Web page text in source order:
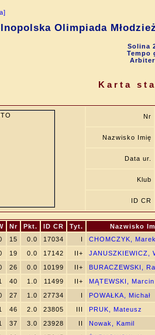
Olimpiada
Solina
Tempo
Karta
Nr
Nazwisko Imię
Data ur.
Klub
ID CR
Nr Pkt. ID CR Tyt.
Nazwisko
15 0.0 17034 I
CHOMCZYK,
19 0.0 17142 II+
JANUSZKIEWICZ,
26 0.0 10199 II+
BURACZEWSKI,
40 1.0 11499 II+
MĄTEWSKI, Marcin
27 1.0 27734 I
POWAŁKA, Michał
46 2.0 23805 III
PRUK, Mateusz
37 3.0 23928 II
Nowak, Kamil